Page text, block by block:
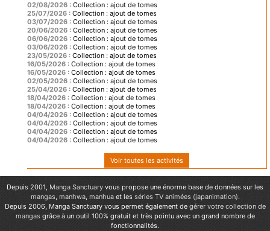
02/08/2026 : Collection : ajout de tomes
25/07/2026 : Collection : ajout de tomes
03/07/2026 : Collection : ajout de tomes
20/06/2026 : Collection : ajout de tomes
06/06/2026 : Collection : ajout de tomes
03/06/2026 : Collection : ajout de tomes
23/05/2026 : Collection : ajout de tomes
16/05/2026 : Collection : ajout de tomes
16/05/2026 : Collection : ajout de tomes
02/05/2026 : Collection : ajout de tomes
25/04/2026 : Collection : ajout de tomes
18/04/2026 : Collection : ajout de tomes
18/04/2026 : Collection : ajout de tomes
04/04/2026 : Collection : ajout de tomes
04/04/2026 : Collection : ajout de tomes
04/04/2026 : Collection : ajout de tomes
04/04/2026 : Collection : ajout de tomes
Voir toutes les activités
Depuis 2001, Manga Sanctuary vous propose une énorme base de données sur les
mangas, manhwa, manhuaet les séries TV animées (japanimation).
Depuis 2006, Manga Sanctuary vous permet également de gérer votre collection de
mangas grâce à un outil 100% gratuit et très pointu avec un grand nombre de
fonctionnalités.